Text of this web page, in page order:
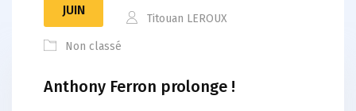
JUIN
Titouan LEROUX
Non classé
Anthony Ferron prolonge !